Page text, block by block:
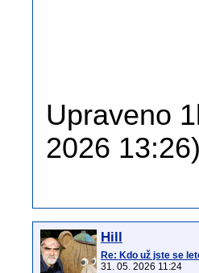
Upraveno
2026
Hill
Re: Kdo už jste se
31. 05. 2026 11:24